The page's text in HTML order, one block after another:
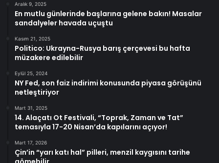
Aralık 9, 2025
En mutlu günlerinde başlarına gelene bakın! Masalar
sandalyeler havada uçuştu
Kasım 21, 2025
Politico: Ukrayna-Rusya barış çerçevesi bu hafta
müzakere edilebilir
Eylül 25, 2024
NY Fed, son faiz indirimi konusunda piyasa görüşünü
netleştiriyor
Mart 31, 2025
14. Alaçatı Ot Festivali, “Toprak, Zaman ve Tat”
temasıyla 17-20 Nisan’da kapılarını açıyor!
Mart 17, 2026
Çin’in “yarı katı hal” pilleri, menzil kaygısını tarihe